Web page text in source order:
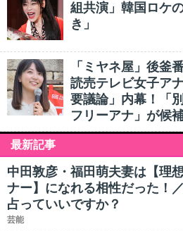
組共演」韓国ロケ
き」
「ミヤネ屋」後釜
読売テレビ女子ア
要議論」内幕！「
フリーアナ」が候
最新記事
中田敦彦・福田萌夫妻は【理
ナー】になれる相性だった！
占っていいですか？
芸能